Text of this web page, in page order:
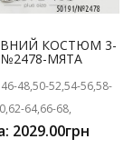
КОСТЮМ 3-
МЯТА
48,50-52,54-56,58-
64,66-68,
2029.00грн